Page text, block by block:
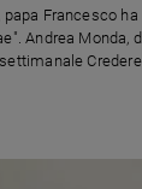
Francesco
Andrea Monda,
del Santo